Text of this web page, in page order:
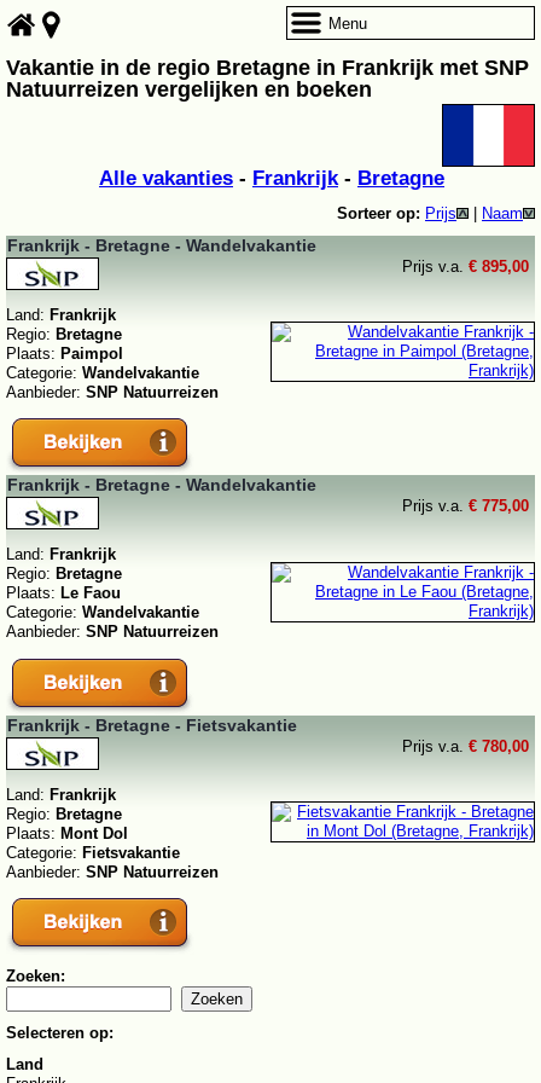
Vakantie in de regio Bretagne in Frankrijk met SNP
Natuurreizen vergelijken en boeken
Alle vakanties - Frankrijk- Bretagne
Sorteer op: Prijs Naam
Frankrijk - Bretagne - Wandelvakantie
Prijs v.a. € 895,00
Land: Frankrijk
Regio: Bretagne
Plaats: Paimpol
Categorie: Wandelvakantie
Aanbieder: SNP Natuurreizen
Frankrijk - Bretagne - Wandelvakantie
Prijs v.a. € 775,00
Land: Frankrijk
Regio: Bretagne
Plaats: Le Faou
Categorie: Wandelvakantie
Aanbieder: SNP Natuurreizen
Frankrijk - Bretagne - Fietsvakantie
Prijs v.a. € 780,00
Land: Frankrijk
Regio: Bretagne
Plaats: Mont Dol
Categorie: Fietsvakantie
Aanbieder: SNP Natuurreizen
Zoeken:
Selecteren op:
Land
Menu